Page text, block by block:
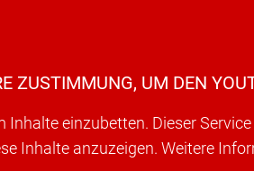
ZUSTIMMUNG, UM DEN
Inhalte einzubetten. Dieser
Inhalte anzuzeigen. Weitere